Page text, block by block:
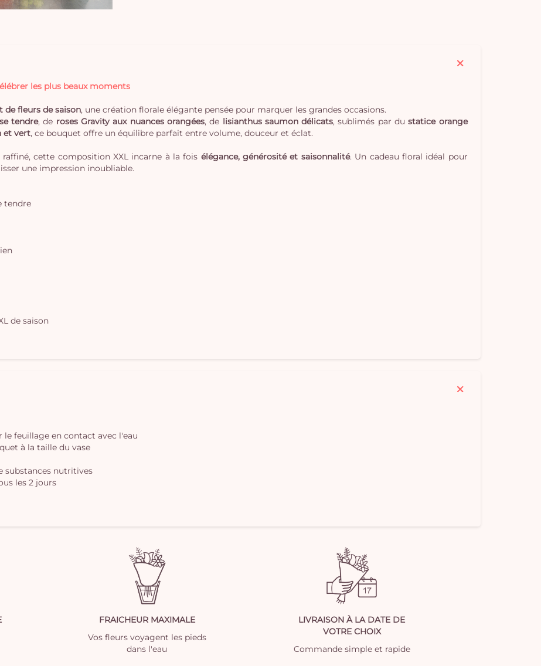
les plus beaux moments
de fleurs de saison, une création florale élégante pensée pour marquer les grandes occasions.
tendre, de roses Gravity aux nuances orangées, de lisianthus saumon délicats, sublimés par dustatice orange
et vert, ce bouquet offre un équilibre parfait entre volume, douceur et éclat.
cette composition XXL incarne à la fois élégance, générosité et saisonnalité. Un cadeau floral idéal pour
une impression inoubliable.
tendre
de saison
feuillage en contact avec l'eau
à la taille du vase
substances nutritives
les 2 jours
FRAICHEUR MAXIMALE
Vos fleurs voyagent les pieds
dans l'eau
LIVRAISON À LA DATE DE
VOTRE CHOIX
Commande simple et rapide